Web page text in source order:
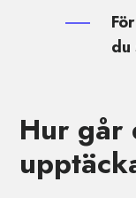
du
Hur går